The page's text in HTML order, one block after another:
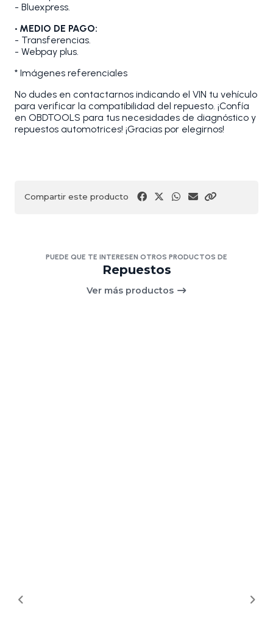
- Bluexpress.
• MEDIO DE PAGO:
- Transferencias.
- Webpay plus.
* Imágenes referenciales
No dudes en contactarnos indicando el VIN tu vehículo
para verificar la compatibilidad del repuesto. ¡Confía
en OBDTOOLS para tus necesidades de diagnóstico y
repuestos automotrices! ¡Gracias por elegirnos!
Compartir este producto
PUEDE QUE TE INTERESEN OTROS PRODUCTOS DE
Repuestos
Ver más productos